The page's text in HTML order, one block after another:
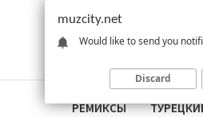
РЕМИКСЫ
muzcity.net
Would like to send you
Discard